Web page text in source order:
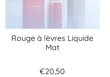
Rouge à lèvres Liquide
Mat
€20,50